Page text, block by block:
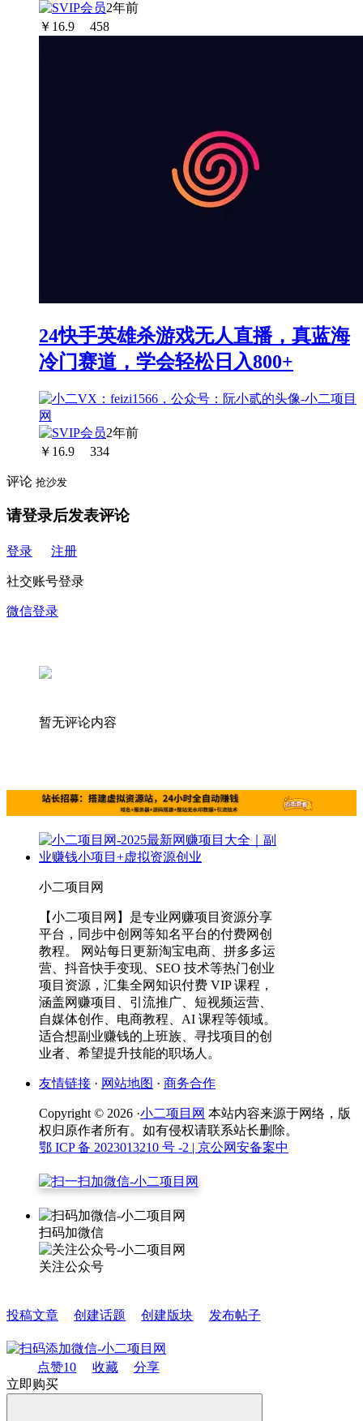
2年前
￥ 16.9 458
24快手英雄杀游戏无人直播，真蓝海
冷门赛道，学会轻松日入800+
2年前
￥ 16.9 334
评论 抢沙发
请登录后发表评论
登录 注册
社交账号登录
微信登录
暂无评论内容
小二项目网
【小二项目网】是专业网赚项目资源分享
平台，同步中创网等知名平台的付费网创
教程。 网站每日更新淘宝电商、拼多多运
营、抖音快手变现、SEO 技术等热门创业
项目资源，汇集全网知识付费 VIP 课程，
涵盖网赚项目、引流推广、短视频运营、
自媒体创作、电商教程、AI 课程等领域。
适合想副业赚钱的上班族、寻找项目的创
业者、希望提升技能的职场人。
友情链接 · 网站地图 · 商务合作
Copyright © 2026 ·小二项目网 本站内容来源于网络，版
权归原作者所有。如有侵权请联系站长删除。
鄂 ICP 备 2023013210 号 -2 | 京公网安备案中
扫码加微信
关注公众号
投稿文章 创建话题 创建版块 发布帖子
点赞10 收藏
分享
立即购买